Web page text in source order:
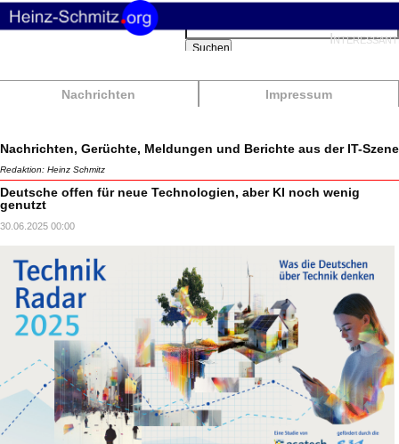
Nachrichten Impressum
Suchbegriffe
Suchen
Nachrichten, Gerüchte, Meldungen und Berichte aus der IT-Szene
Redaktion: Heinz Schmitz
Deutsche offen für neue Technologien, aber KI noch wenig
genutzt
30.06.2025 00:00